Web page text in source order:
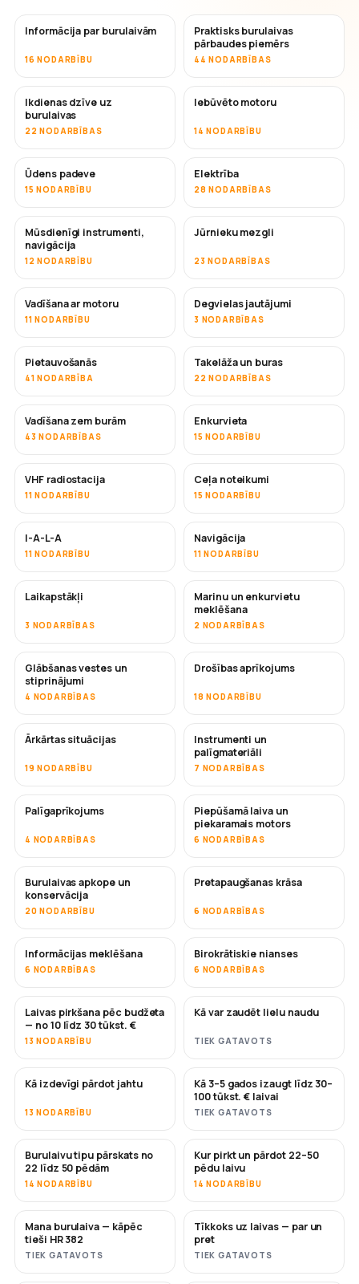
Informācija par burulaivām
16 NODARBĪBU
Praktisks burulaivas
pārbaudes piemērs
44 NODARBĪBAS
Ikdienas dzīve uz
burulaivas
22 NODARBĪBAS
Iebūvēto motoru
14 NODARBĪBU
Ūdens padeve
15 NODARBĪBU
Elektrība
28 NODARBĪBAS
Mūsdienīgi instrumenti,
navigācija
12 NODARBĪBU
Jūrnieku mezgli
23 NODARBĪBAS
Vadīšana ar motoru
11 NODARBĪBU
Degvielas jautājumi
3 NODARBĪBAS
Pietauvošanās
41 NODARBĪBA
Takelāža un buras
22 NODARBĪBAS
Vadīšana zem burām
43 NODARBĪBAS
Enkurvieta
15 NODARBĪBU
VHF radiostacija
11 NODARBĪBU
Ceļa noteikumi
15 NODARBĪBU
I-A-L-A
11 NODARBĪBU
Navigācija
11 NODARBĪBU
Laikapstākļi
3 NODARBĪBAS
Marinu un enkurvietu
meklēšana
2 NODARBĪBAS
Glābšanas vestes un
stiprinājumi
4 NODARBĪBAS
Drošības aprīkojums
18 NODARBĪBU
Ārkārtas situācijas
19 NODARBĪBU
Instrumenti un
palīgmateriāli
7 NODARBĪBAS
Palīgaprīkojums
4 NODARBĪBAS
Piepūšamā laiva un
piekaramais motors
6 NODARBĪBAS
Burulaivas apkope un
konservācija
20 NODARBĪBU
DRĪZUMĀ
Pretapaugšanas krāsa
6 NODARBĪBAS
Informācijas meklēšana
6 NODARBĪBAS
Birokrātiskie nianses
6 NODARBĪBAS
DRĪZUMĀ
Laivas pirkšana pēc budžeta
— no 10 līdz 30 tūkst. €
13 NODARBĪBU
DRĪZUMĀ
Kā var zaudēt lielu naudu
TIEK GATAVOTS
JAUNS
Kā izdevīgi pārdot jahtu
13 NODARBĪBU
JAUNS
Kā 3–5 gados izaugt līdz 30–
100 tūkst. € laivai
TIEK GATAVOTS
DRĪZUMĀ
Burulaivu tipu pārskats no
22 līdz 50 pēdām
14 NODARBĪBU
DRĪZUMĀ
Kur pirkt un pārdot 22–50
pēdu laivu
14 NODARBĪBU
DRĪZUMĀ
Mana burulaiva — kāpēc
tieši HR 382
TIEK GATAVOTS
DRĪZUMĀ
Tīkkoks uz laivas — par un
pret
TIEK GATAVOTS